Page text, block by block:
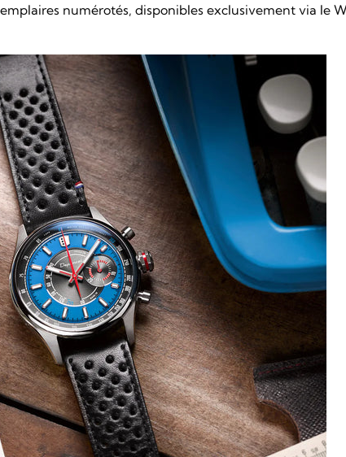
numérotés, disponibles exclusivement via le